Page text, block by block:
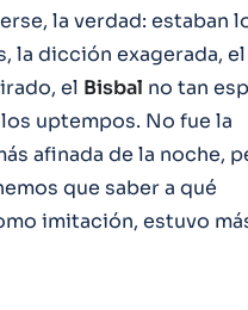
la verdad: estaban
la dicción exagerada, el
el Bisbal no tan
uptempos. No fue la
afinada de la noche,
que saber a qué
imitación, estuvo